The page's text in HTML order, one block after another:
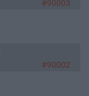
#90003
#90002